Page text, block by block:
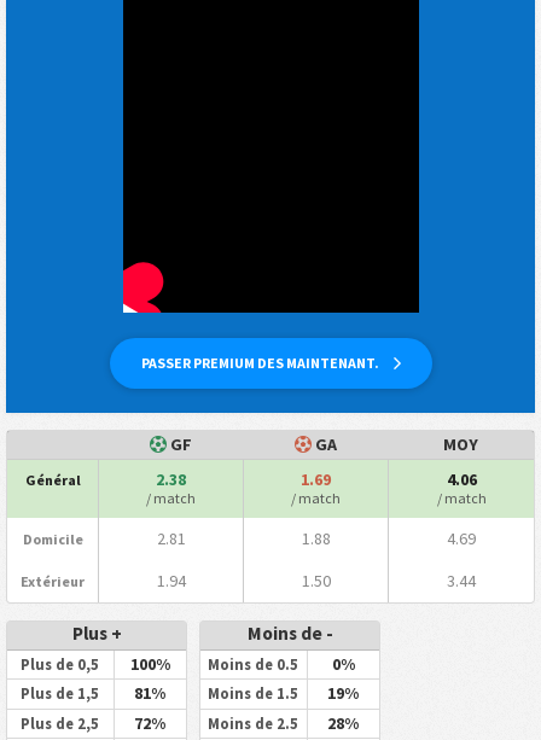
PASSER PREMIUM DES MAINTENANT.
GF GA MOY
Général 2.38
/ match
1.69
/ match
4.06
/ match
Domicile 2.81 1.88 4.69
Extérieur 1.94 1.50 3.44
Plus +
Plus de 0,5 100%
Plus de 1,5 81%
Plus de 2,5 72%
Moins de -
Moins de 0.5 0%
Moins de 1.5 19%
Moins de 2.5 28%